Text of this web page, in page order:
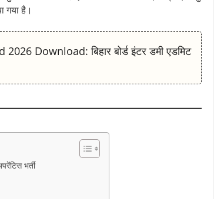
गया है।
Download: बिहार बोर्ड इंटर डमी एडमिट
भर्ती